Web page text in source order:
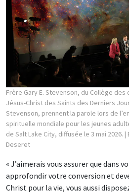
Frère Gary E. Stevenson, du Collège
Jésus-Christ des Saints des Derniers
Stevenson, prennent la parole lors de
spirituelle mondiale pour les jeunes
de Salt Lake City, diffusée le 3 mai 2026. |
Deseret
« J’aimerais vous assurer que dans
approfondir votre conversion et
Christ pour la vie, vous aussi